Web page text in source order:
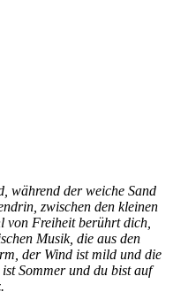
während der weiche Sand
zwischen den kleinen
von Freiheit berührt dich,
Musik, die aus den
der Wind ist mild und die
Sommer und du bist auf